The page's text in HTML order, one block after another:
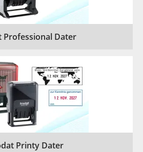
Professional Dater
Printy Dater